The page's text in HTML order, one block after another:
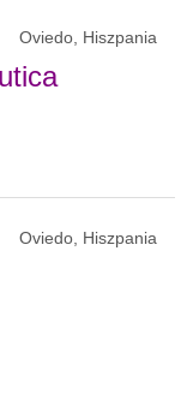
Oviedo, Hiszpania
Oviedo, Hiszpania